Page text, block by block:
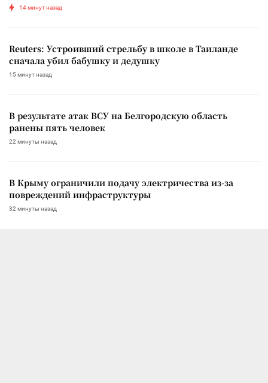
14 минут назад
Reuters: Устроивший стрельбу в школе в Таиланде
сначала убил бабушку и дедушку
15 минут назад
В результате атак ВСУ на Белгородскую область
ранены пять человек
22 минуты назад
В Крыму ограничили подачу электричества из-за
повреждений инфраструктуры
32 минуты назад